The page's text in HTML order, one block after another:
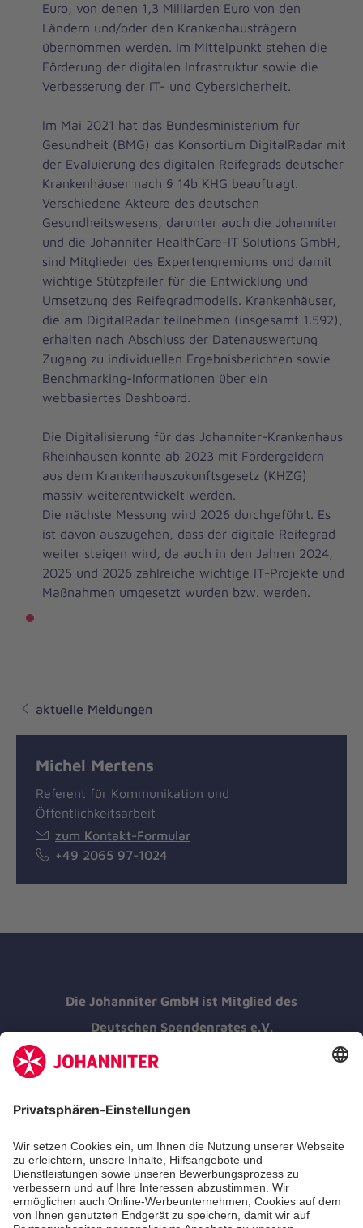
Euro, von denen 1,3 Milliarden Euro von den
Ländern und/oder den Krankenhausträgern
übernommen werden. Im Mittelpunkt stehen die
Förderung der digitalen Infrastruktur sowie die
Verbesserung der IT- und Cybersicherheit.
Im Mai 2021 hat das Bundesministerium für
Gesundheit (BMG) das Konsortium DigitalRadar mit
der Evaluierung des digitalen Reifegrads deutscher
Krankenhäuser nach § 14b KHG beauftragt.
Verschiedene Akteure des deutschen
Gesundheitswesens, darunter auch die Johanniter
und die Johanniter HealthCare-IT Solutions GmbH,
sind Mitglieder des Expertengremiums und damit
wichtige Stützpfeiler für die Entwicklung und
Umsetzung des Reifegradmodells. Krankenhäuser,
die am DigitalRadar teilnehmen (insgesamt 1.592),
erhalten nach Abschluss der Datenauswertung
Zugang zu individuellen Ergebnisberichten sowie
Benchmarking-Informationen über ein
webbasiertes Dashboard.
Die Digitalisierung für das Johanniter-Krankenhaus
Rheinhausen konnte ab 2023 mit Fördergeldern
aus dem Krankenhauszukunftsgesetz (KHZG)
massiv weiterentwickelt werden.
Die nächste Messung wird 2026 durchgeführt. Es
ist davon auszugehen, dass der digitale Reifegrad
weiter steigen wird, da auch in den Jahren 2024,
2025 und 2026 zahlreiche wichtige IT-Projekte und
Maßnahmen umgesetzt wurden bzw. werden.
aktuelle Meldungen
Michel Mertens
Referent für Kommunikation und
Öffentlichkeitsarbeit
zum Kontakt-Formular
+49 2065 97-1024
Die Johanniter GmbH ist Mitglied des
Deutschen Spendenrates e.V.
Kununu Top Company 2026